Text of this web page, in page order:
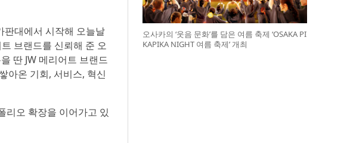
판대에서 시작해 오늘날
브랜드를 신뢰해 준 오
딴 JW 메리어트 브랜드
아온 기회, 서비스, 혁신
리오 확장을 이어가고 있
오사카의 ‘웃음 문화’를 담은 여름 축제 ‘OSAKA PI
KAPIKA NIGHT 여름 축제’ 개최